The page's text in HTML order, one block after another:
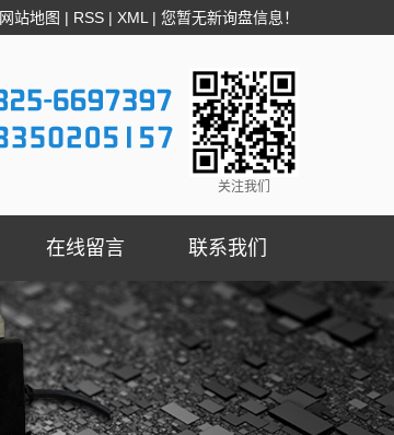
网站地图 | RSS | XML | 您暂无新询盘信息！
关注我们
在线留言 联系我们